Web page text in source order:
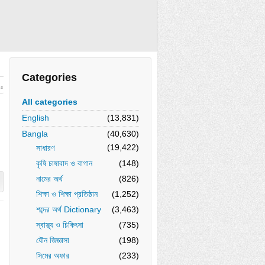
Categories
All categories
English
(13,831)
Bangla
(40,630)
সাধারণ
(19,422)
কৃষি চাষাবাদ ও বাগান
(148)
নামের অর্থ
(826)
শিক্ষা ও শিক্ষা প্রতিষ্ঠান
(1,252)
শব্দের অর্থ Dictionary
(3,463)
স্বাস্থ্য ও চিকিৎসা
(735)
যৌন জিজ্ঞাসা
(198)
সিমের অফার
(233)